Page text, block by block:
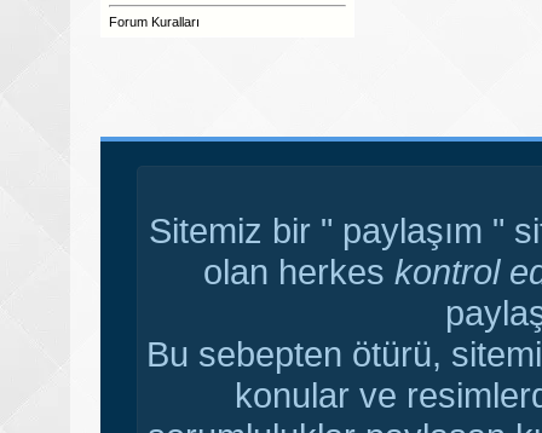
Forum Kuralları
Sitemiz bir " paylaşım "
olan herkes kontrol
Bu sebepten ötürü,
konular ve